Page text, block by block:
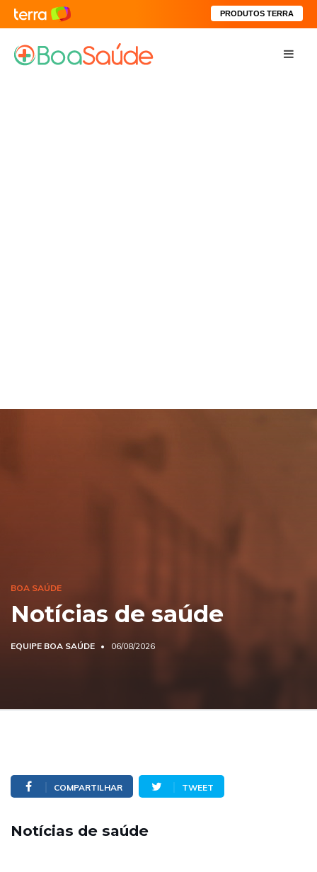
PRODUTOS TERRA
BOA SAÚDE
Notícias de saúde
EQUIPE BOA SAÚDE 06/08/2026
COMPARTILHAR TWEET
Notícias de saúde